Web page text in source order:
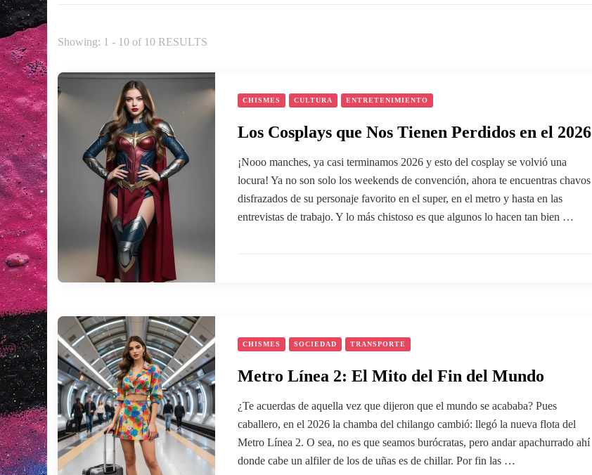
Showing: 1 - 10 of 10 RESULTS
CHISMES CULTURA ENTRETENIMIENTO
Los Cosplays que Nos Tienen Perdidos en el 2026
¡Nooo manches, ya casi terminamos 2026 y esto del cosplay se volvió una
locura! Ya no son solo los weekends de convención, ahora te encuentras chavos
disfrazados de su personaje favorito en el super, en el metro y hasta en las
entrevistas de trabajo. Y lo más chistoso es que algunos lo hacen tan bien …
CHISMES SOCIEDAD TRANSPORTE
Metro Línea 2: El Mito del Fin del Mundo
¿Te acuerdas de aquella vez que dijeron que el mundo se acababa? Pues
caballero, en el 2026 la chamba del chilango cambió: llegó la nueva flota del
Metro Línea 2. O sea, no es que seamos burócratas, pero andar apachurrado ahí
donde cabe un alfiler de los de uñas es de chillar. Por fin las …